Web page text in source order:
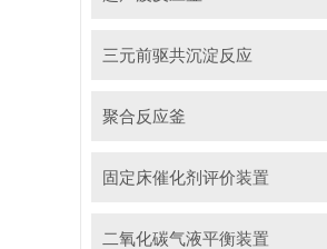
三元前驱共沉淀反应
聚合反应釜
固定床催化剂评价装置
二氧化碳气液平衡装置